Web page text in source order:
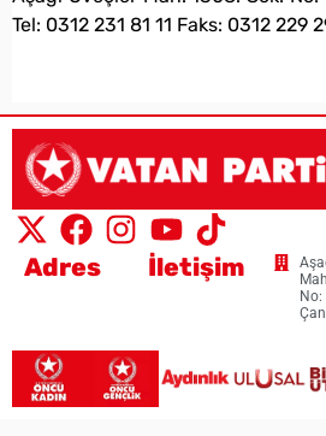
Tel: 0312 231 81 11 Faks: 0312 229
Adres
No:
İletişim